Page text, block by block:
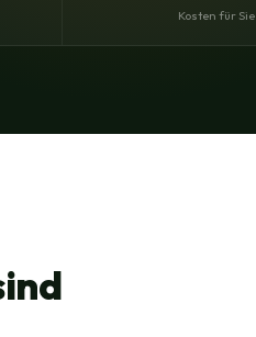
Kosten für Sie